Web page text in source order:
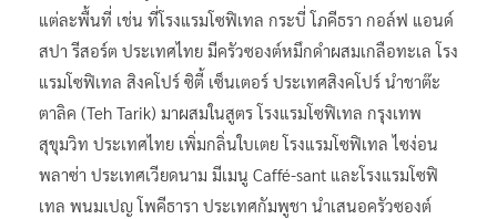
แต่ละพื้นที่ เช่น ที่โรงแรมโซฟิเทล กระบี่ โภคีธรา กอล์ฟ แอนด์
สปา รีสอร์ต ประเทศไทย มีครัวซองต์หมึกดำผสมเกลือทะเล โรง
แรมโซฟิเทล สิงคโปร์ ซิตี้ เซ็นเตอร์ ประเทศสิงคโปร์ นำชาต๊ะ
ตาลิค (Teh Tarik) มาผสมในสูตร โรงแรมโซฟิเทล กรุงเทพ
สุขุมวิท ประเทศไทย เพิ่มกลิ่นใบเตย โรงแรมโซฟิเทล ไซง่อน
พลาซ่า ประเทศเวียดนาม มีเมนู Caffé-sant และโรงแรมโซฟิ
เทล พนมเปญ โพคีธารา ประเทศกัมพูชา นำเสนอครัวซองต์